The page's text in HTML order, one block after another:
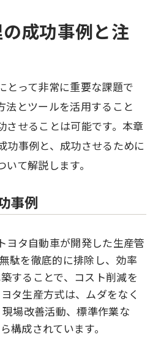
成功事例と注
とって非常に重要な課題で
法とツールを活用すること
させることは可能です。本章
功事例と、成功させるために
て解説します。
事例
ヨタ自動車が開発した生産管
駄を徹底的に排除し、効率
することで、コスト削減を
タ生産方式は、ムダをなく
場改善活動、標準作業な
構成されています。